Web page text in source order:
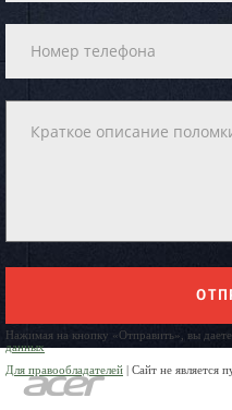
Нажимая на кнопку «Отправить», вы
данных
Для правообладателей | Сайт не является